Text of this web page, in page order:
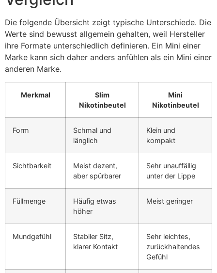
Die folgende Übersicht zeigt typische Unterschiede. Die
Werte sind bewusst allgemein gehalten, weil Hersteller
ihre Formate unterschiedlich definieren. Ein Mini einer
Marke kann sich daher anders anfühlen als ein Mini einer
anderen Marke.
Merkmal
Slim
Nikotinbeutel
Mini
Nikotinbeutel
Form
Schmal und
länglich
Klein und
kompakt
Sichtbarkeit
Meist dezent,
aber spürbarer
Sehr unauffällig
unter der Lippe
Füllmenge
Häufig etwas
höher
Meist geringer
Mundgefühl
Stabiler Sitz,
klarer Kontakt
Sehr leichtes,
zurückhaltendes
Gefühl